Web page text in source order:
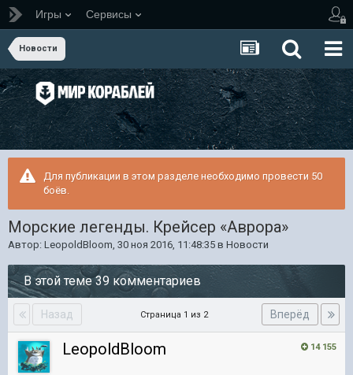
Игры Сервисы
Новости
Для публикации в этом разделе необходимо провести 50
боёв.
Морские легенды. Крейсер «Аврора»
Автор: LeopoldBloom, 30 ноя 2016, 11:48:35 в Новости
В этой теме 39 комментариев
Назад Вперёд
Страница 1 из 2
14 155
LeopoldBloom